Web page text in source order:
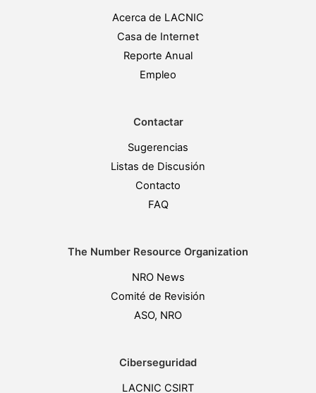
Acerca de LACNIC
Casa de Internet
Reporte Anual
Empleo
Contactar
Sugerencias
Listas de Discusión
Contacto
FAQ
The Number Resource Organization
NRO News
Comité de Revisión
ASO, NRO
Ciberseguridad
LACNIC CSIRT